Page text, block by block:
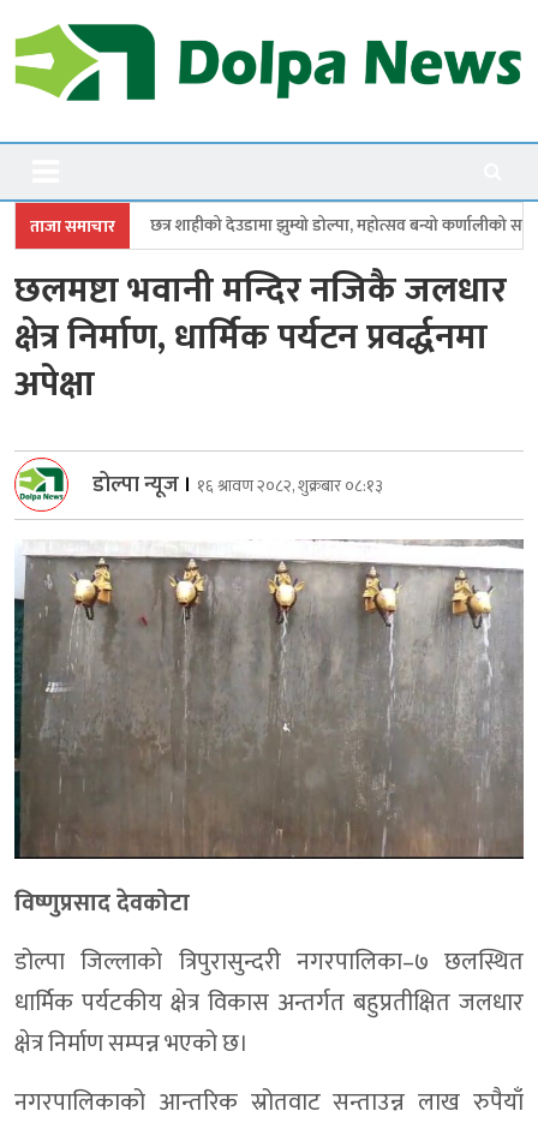
to
content
Dolpanews
ताजा समाचार
देउडामा झुम्यो डोल्पा, महोत्सव बन्यो कर्णालीको सांगीतिक उत्सव
छलमष्टा भवानी मन्दिर नजिकै जलधार
क्षेत्र निर्माण, धार्मिक पर्यटन प्रवर्द्धनमा
अपेक्षा
डोल्पा न्यूज । १६ श्रावण २०८२, शुक्रबार ०८:१३
विष्णुप्रसाद देवकोटा
डोल्पा जिल्लाकाे त्रिपुरासुन्दरी नगरपालिका–७ छलस्थित
धार्मिक पर्यटकीय क्षेत्र विकास अन्तर्गत बहुप्रतीक्षित जलधार
क्षेत्र निर्माण सम्पन्न भएको छ।
नगरपालिकाको आन्तरिक स्रोतवाट सन्ताउन्न लाख रुपैयाँ